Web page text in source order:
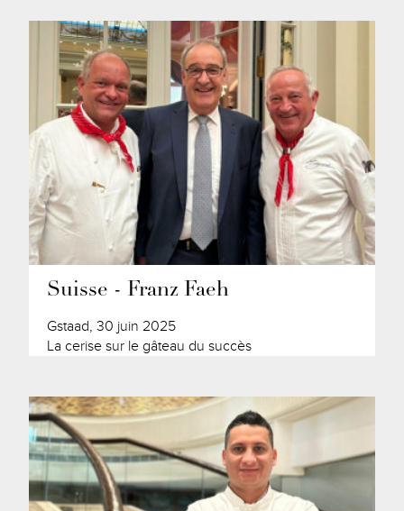
Suisse - Franz Faeh
Gstaad, 30 juin 2025
La cerise sur le gâteau du succès